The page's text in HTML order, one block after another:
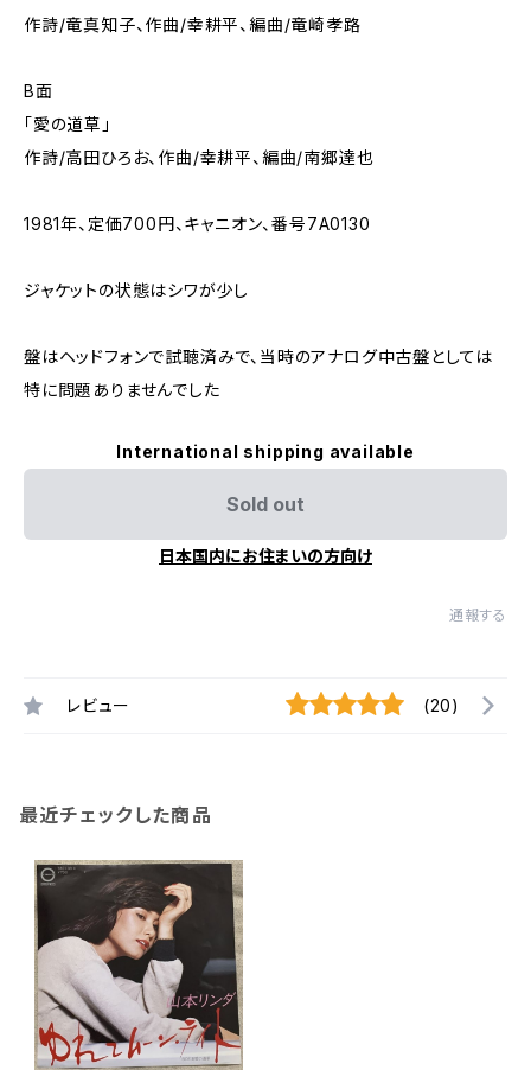
作詩/竜真知子、作曲/幸耕平、編曲/竜崎孝路
B面
「愛の道草」
作詩/高田ひろお、作曲/幸耕平、編曲/南郷達也
1981年、定価700円、キャニオン、番号7A0130
ジャケットの状態はシワが少し
盤はヘッドフォンで試聴済みで、当時のアナログ中古盤としては
特に問題ありませんでした
International shipping available
Sold out
日本国内にお住まいの方向け
通報する
レビュー (20)
最近チェックした商品